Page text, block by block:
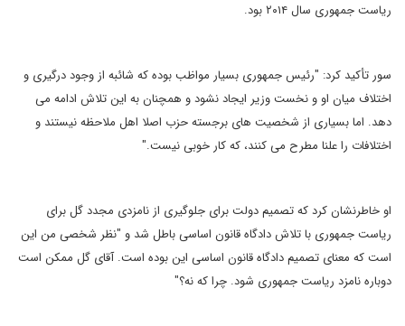
ریاست جمهوری سال ۲۰۱۴ بود.
سور تأکید کرد: "رئیس جمهوری بسیار مواظب بوده که شائبه از وجود درگیری و
اختلاف میان او و نخست وزیر ایجاد نشود و همچنان به این تلاش ادامه می
دهد. اما بسیاری از شخصیت های برجسته حزب اصلا اهل ملاحظه نیستند و
اختلافات را علنا مطرح می کنند، که کار خوبی نیست."
او خاطرنشان کرد که تصمیم دولت برای جلوگیری از نامزدی مجدد گل برای
ریاست جمهوری با تلاش دادگاه قانون اساسی باطل شد و "نظر شخصی من این
است که معنای تصمیم دادگاه قانون اساسی این بوده است. آقای گل ممکن است
دوباره نامزد ریاست جمهوری شود. چرا که نه؟"